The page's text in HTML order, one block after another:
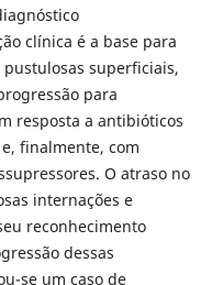
clínica é a base para
superficiais,
para
resposta a antibióticos
finalmente, com
O atraso no
internações e
reconhecimento
dessas
se um caso de